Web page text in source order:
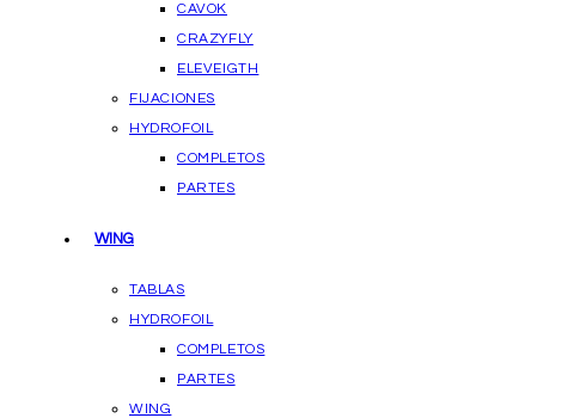
CAVOK
CRAZYFLY
ELEVEIGTH
FIJACIONES
HYDROFOIL
COMPLETOS
PARTES
WING
TABLAS
HYDROFOIL
COMPLETOS
PARTES
WING